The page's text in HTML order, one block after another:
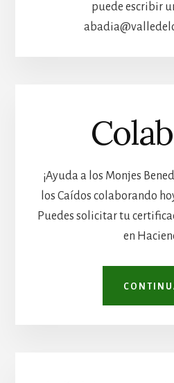
puede escribir
¡Ayuda a los Monjes
los Caídos colaborando
Puedes solicitar tu
en